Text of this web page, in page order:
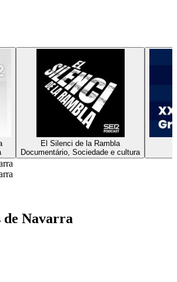
El Silenci de la Rambla
Documentário, Sociedade e cultura
de Navarra